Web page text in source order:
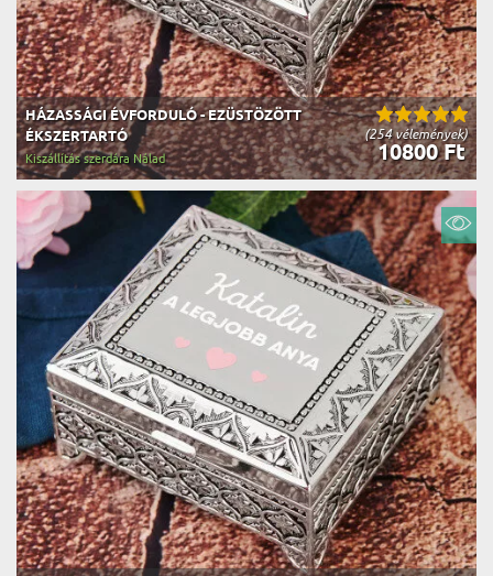
(254 vélemények)
HÁZASSÁGI ÉVFORDULÓ - EZÜSTÖZÖTT
ÉKSZERTARTÓ
10800 Ft
Kiszállítás szerdára Nálad